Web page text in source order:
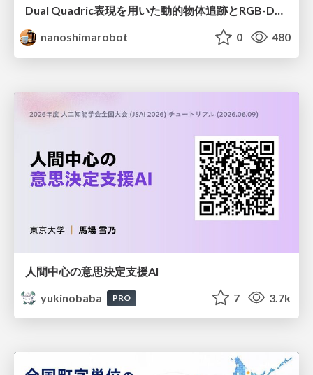
Dual Quadric表現を用いた動的物体追跡とRGB-D・IMU制約の密結合によるオドメトリ推定
nanoshimarobot
0 480
人間中心の意思決定支援AI
yukinobaba
PRO 7 3.7k